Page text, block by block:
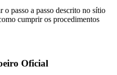
o passo a passo descrito no sítio
cumprir os procedimentos
Oficial